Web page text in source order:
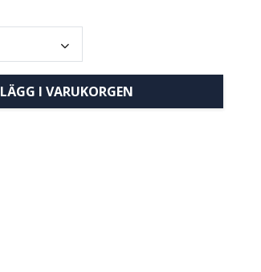
LÄGG I VARUKORGEN